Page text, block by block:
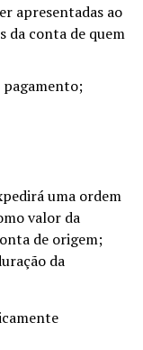
apresentadas ao
da conta de quem
pagamento;
uma ordem
valor da
de origem;
da